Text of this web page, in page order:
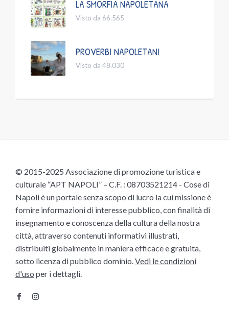
LA SMORFIA NAPOLETANA
Visto da 66.565
PROVERBI NAPOLETANI
Visto da 48.030
© 2015-2025 Associazione di promozione turistica e
culturale “APT NAPOLI” – C.F. : 08703521214 - Cose di
Napoli è un portale senza scopo di lucro la cui missione è
fornire informazioni di interesse pubblico, con finalità di
insegnamento e conoscenza della cultura della nostra
città, attraverso contenuti informativi illustrati,
distribuiti globalmente in maniera efficace e gratuita,
sotto licenza di pubblico dominio.Vedi le condizioni
d'uso per i dettagli.